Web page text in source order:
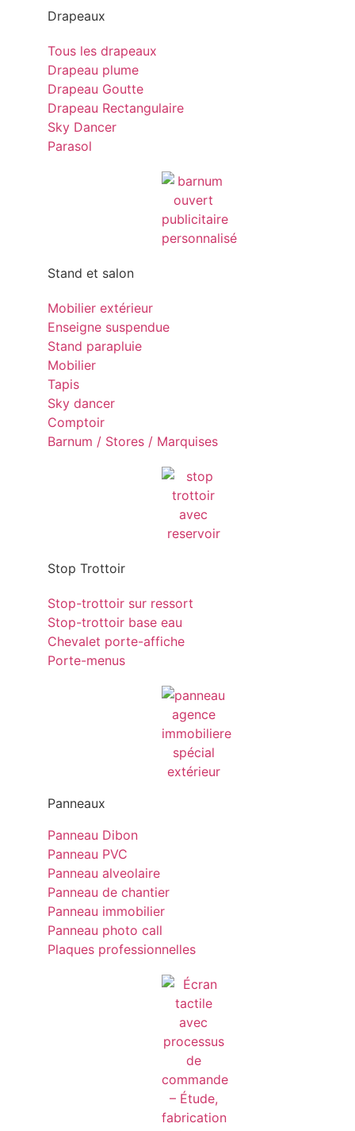
Drapeaux
Tous les drapeaux
Drapeau plume
Drapeau Goutte
Drapeau Rectangulaire
Sky Dancer
Parasol
Stand et salon
Mobilier extérieur
Enseigne suspendue
Stand parapluie
Mobilier
Tapis
Sky dancer
Comptoir
Barnum / Stores / Marquises
Stop Trottoir
Stop-trottoir sur ressort
Stop-trottoir base eau
Chevalet porte-affiche
Porte-menus
Panneaux
Panneau Dibon
Panneau PVC
Panneau alveolaire
Panneau de chantier
Panneau immobilier
Panneau photo call
Plaques professionnelles